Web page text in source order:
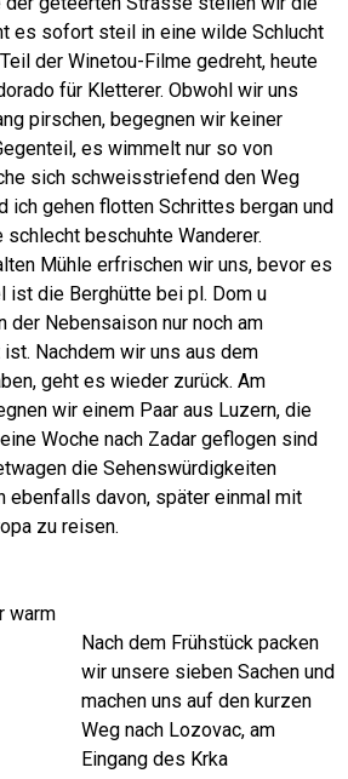
es sofort steil in eine wilde Schlucht
der Winetou-Filme gedreht, heute
für Kletterer. Obwohl wir uns
pirschen, begegnen wir keiner
es wimmelt nur so von
sich schweisstriefend den Weg
ich gehen flotten Schrittes bergan und
beschuhte Wanderer.
Mühle erfrischen wir uns, bevor es
ist die Berghütte bei pl. Dom u
der Nebensaison nur noch am
Nachdem wir uns aus dem
geht es wieder zurück. Am
wir einem Paar aus Luzern, die
Woche nach Zadar geflogen sind
die Sehenswürdigkeiten
ebenfalls davon, später einmal mit
zu reisen.
warm
Nach dem Frühstück packen
wir unsere sieben Sachen und
machen uns auf den kurzen
Weg nach Lozovac, am
Eingang des Krka